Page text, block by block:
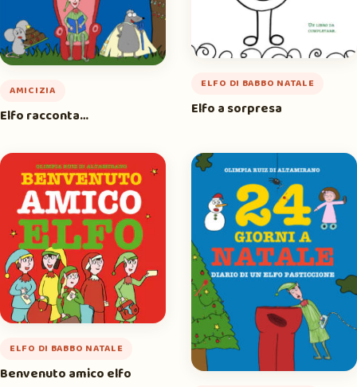
AMICIZIA
Elfo racconta…
ELFO DI BABBO NATALE
Elfo a sorpresa
ELFO DI BABBO NATALE
Benvenuto amico elfo